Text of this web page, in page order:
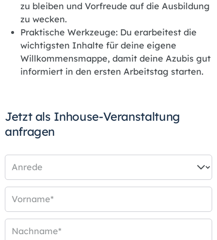
zu bleiben und Vorfreude auf die Ausbildung
zu wecken.
Praktische Werkzeuge: Du erarbeitest die
wichtigsten Inhalte für deine eigene
Willkommensmappe, damit deine Azubis gut
informiert in den ersten Arbeitstag starten.
Jetzt als Inhouse-Veranstaltung
anfragen
Anrede
Vorname*
Nachname*